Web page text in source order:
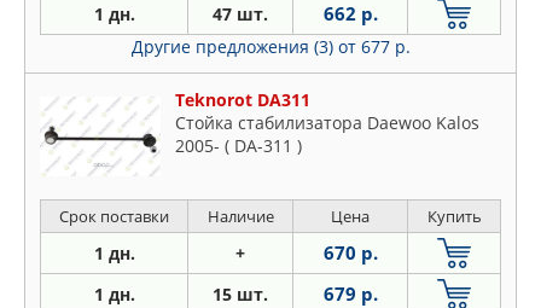
1 дн. 47 шт. 662 р.
Другие предложения (3) от 677 р.
Teknorot DA311
Стойка стабилизатора Daewoo Kalos
2005- ( DA-311 )
Срок поставки Наличие Цена Купить
1 дн. + 670 р.
1 дн. 15 шт. 679 р.